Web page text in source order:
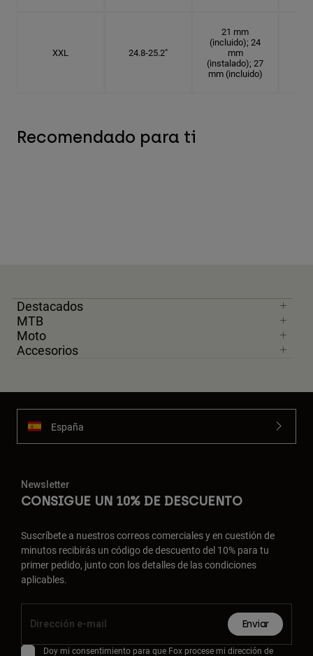
XXL 24.8-25.2"
21 mm
(incluido); 24
mm
(instalado); 27
mm (incluido)
Recomendado para ti
Destacados
MTB
Moto
Accesorios
España
Newsletter
CONSIGUE UN 10% DE DESCUENTO
Suscríbete a nuestros correos comerciales y en cuestión de
minutos recibirás un código de descuento del 10% para tu
primer pedido, junto con los detalles de las condiciones
aplicables.
Enviar
Doy mi consentimiento para que Fox procese mi dirección de